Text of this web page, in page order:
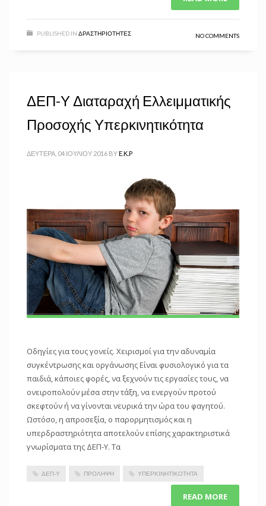
PUBLISHED IN ΔΡΑΣΤΗΡΙΌΤΗΤΕΣ NO COMMENTS
ΔΕΠ-Υ Διαταραχή Ελλειμματικής
Προσοχής Υπερκινητικότητα
ΔΕΥΤΈΡΑ, 04 ΙΟΥΛΊΟΥ 2016 BYE.K.P
Οδηγίες για τους γονείς. Χειρισμοί για την αδυναμία
συγκέντρωσης και οργάνωσης Είναι φυσιολογικό για τα
παιδιά, κάποιες φορές, να ξεχνούν τις εργασίες τους, να
ονειροπολούν μέσα στην τάξη, να ενεργούν προτού
σκεφτούν ή να γίνονται νευρικά την ώρα του φαγητού.
Ωστόσο, η απροσεξία, ο παρορμητισμός και η
υπερδραστηριότητα αποτελούν επίσης χαρακτηριστικά
γνωρίσματα της ΔΕΠ-Υ. Τα
ΔΕΠ-Υ ΠΡΌΛΗΨΗ ΥΠΕΡΚΙΝΗΤΙΚΌΤΗΤΑ
READ MORE